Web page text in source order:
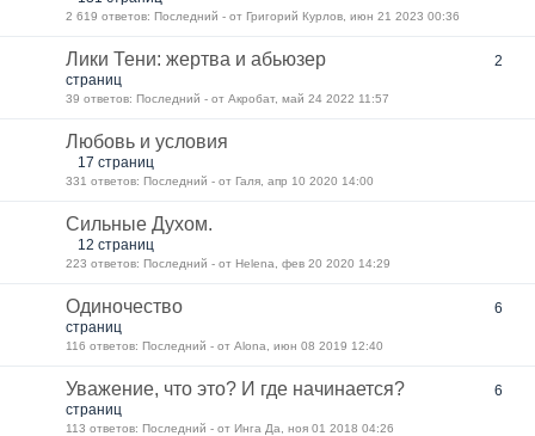
2 619 ответов: Последний - от Григорий Курлов, июн 21 2023 00:36
Лики Тени: жертва и абьюзер
2
страниц
39 ответов: Последний - от Акробат, май 24 2022 11:57
Любовь и условия
17 страниц
331 ответов: Последний - от Галя, апр 10 2020 14:00
Сильные Духом.
12 страниц
223 ответов: Последний - от Helena, фев 20 2020 14:29
Одиночество
6
страниц
116 ответов: Последний - от Alona, июн 08 2019 12:40
Уважение, что это? И где начинается?
6
страниц
113 ответов: Последний - от Инга Да, ноя 01 2018 04:26